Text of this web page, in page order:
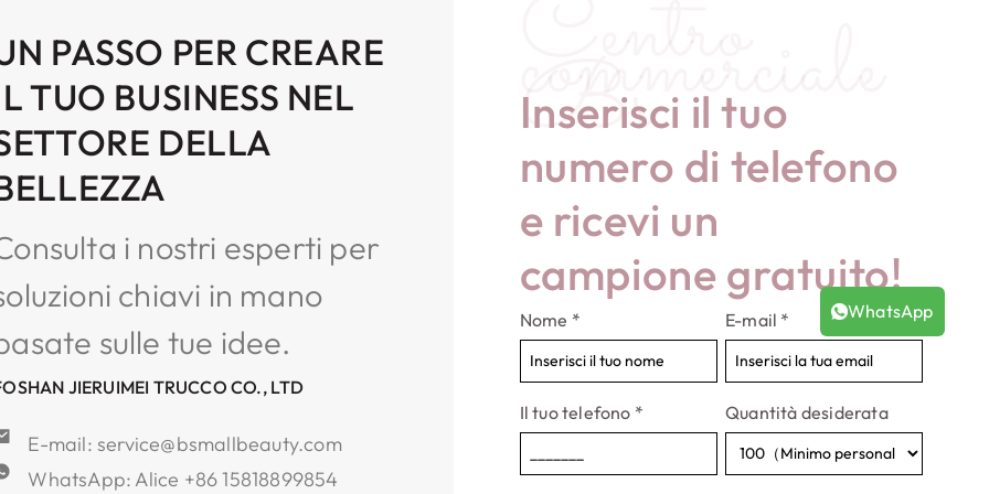
ad alta temperatura per
l'odore di colla.
PASSO PER CREARE
TUO BUSINESS NEL
DELLA
i nostri esperti per
chiavi in ​​mano
sulle tue idee.
JIERUIMEI TRUCCO CO., LTD
E-mail: service@bsmallbeauty.com
WhatsApp: Alice +86 15818899854
commerciale
Bs
Inserisci il tuo
numero di telefono
e ricevi un
campione gratuito!
Nome * E-mail *
Il tuo telefono * Quantità desiderata
WhatsApp